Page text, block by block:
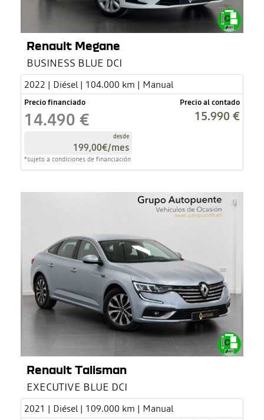
Renault Megane
BUSINESS BLUE DCI
2022 | Diésel | 104.000 km | Manual
Precio financiado
14.490 €
desde
199,00€/mes
*sujeto a condiciones de financiación
Precio al contado
15.990 €
Renault Talisman
EXECUTIVE BLUE DCI
2021 | Diésel | 109.000 km | Manual